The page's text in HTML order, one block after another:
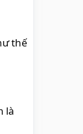
thế
là